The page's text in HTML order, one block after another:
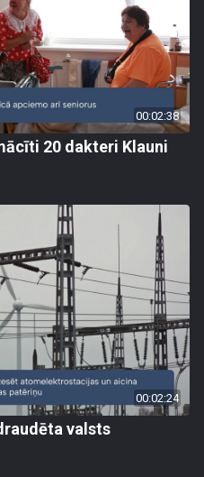
00:02:38
20 dakteri Klauni
00:02:24
valsts